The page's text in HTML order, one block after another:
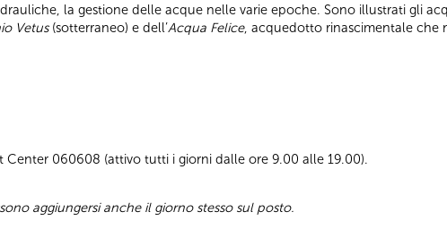
la gestione delle acque nelle varie epoche. Sono illustrati gli
Vetus (sotterraneo) e dell’Acqua Felice, acquedotto rinascimentale che
Center 060608 (attivo tutti i giorni dalle ore 9.00 alle 19.00).
aggiungersi anche il giorno stesso sul posto.